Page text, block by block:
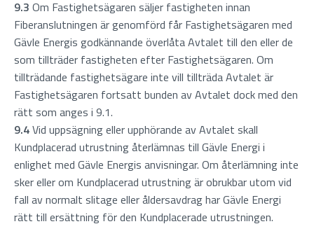
9.3 Om Fastighetsägaren säljer fastigheten innan
Fiberanslutningen är genomförd får Fastighetsägaren med
Gävle Energis godkännande överlåta Avtalet till den eller de
som tillträder fastigheten efter Fastighetsägaren. Om
tillträdande fastighetsägare inte vill tillträda Avtalet är
Fastighetsägaren fortsatt bunden av Avtalet dock med den
rätt som anges i 9.1.
9.4Vid uppsägning eller upphörande av Avtalet skall
Kundplacerad utrustning återlämnas till Gävle Energi i
enlighet med Gävle Energis anvisningar. Om återlämning inte
sker eller om Kundplacerad utrustning är obrukbar utom vid
fall av normalt slitage eller åldersavdrag har Gävle Energi
rätt till ersättning för den Kundplacerade utrustningen.